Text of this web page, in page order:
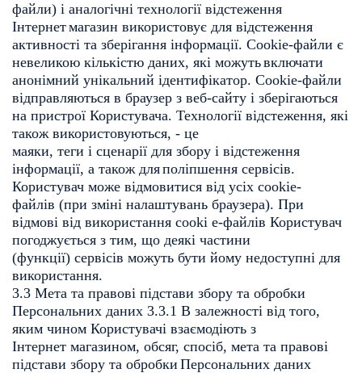
файли) і аналогічні технології відстеження
Інтернетмагазин використовує для відстеження
активності та зберігання інформації. Сookie-файли є
невеликою кількістю даних, які можутьвключати
анонімний унікальний ідентифікатор. Cookie-файли
відправляються в браузер з веб-сайту і зберігаються
на пристрої Користувача. Технології відстеження, які
також використовуються, - це
маяки, теги і сценарії для збору і відстеження
інформації, а також дляполіпшення сервісів.
Користувач може відмовитися від усіх cookie-
файлів (при зміні налаштувань браузера). При
відмові від використання cooki e-файлів Користувач
погоджується з тим, що деякі частини
(функції) сервісів можуть бути йому недоступні для
використання.
3.3 Мета та правові підстави збору та обробки
Персональних даних 3.3.1 В залежності від того,
яким чином Користувачі взаємодіють з
Інтернет магазином, обсяг, спосіб, мета та правові
підстави збору та обробки Персональних даних